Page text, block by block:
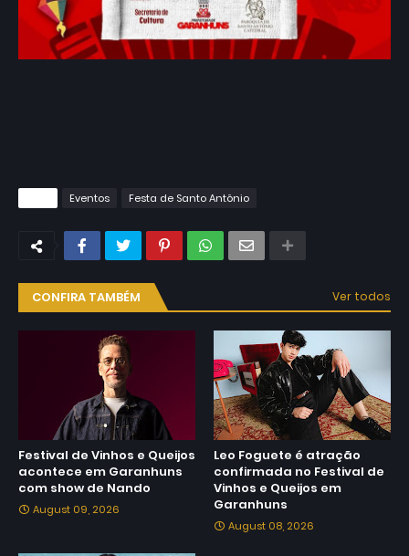
Eventos Festa de Santo Antônio
CONFIRA TAMBÉM Ver todos
Festival de Vinhos e Queijos
acontece em Garanhuns
com show de Nando
August 09, 2026
Leo Foguete é atração
confirmada no Festival de
Vinhos e Queijos em
Garanhuns
August 08, 2026